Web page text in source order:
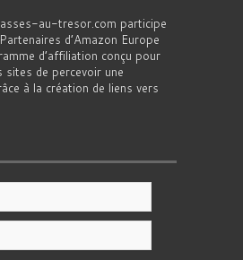
au-tresor.com participe
d’Amazon Europe
d’affiliation conçu pour
sites de percevoir une
à la création de liens vers